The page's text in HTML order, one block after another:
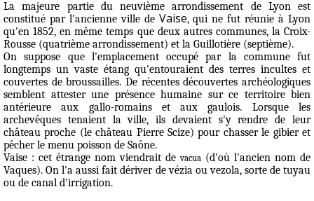
La majeure partie du neuvième arrondissement de Lyon est
constitué par l'ancienne ville de Vaise, qui ne fut réunie à Lyon
qu'en 1852, en même temps que deux autres communes, la Croix-
Rousse (quatrième arrondissement) et la Guillotière (septième).
On suppose que l'emplacement occupé par la commune fut
longtemps un vaste étang qu'entouraient des terres incultes et
couvertes de broussailles. De récentes découvertes archéologiques
semblent attester une présence humaine sur ce territoire bien
antérieure aux gallo-romains et aux gaulois. Lorsque les
archevêques tenaient la ville, ils devaient s'y rendre de leur
château proche (le château Pierre Scize) pour chasser le gibier et
pêcher le menu poisson de Saône.
Vaise : cet étrange nom viendrait de vacua (d'où l'ancien nom de
Vaques). On l'a aussi fait dériver devéziaouvezola, sorte de tuyau
ou de canal d'irrigation.